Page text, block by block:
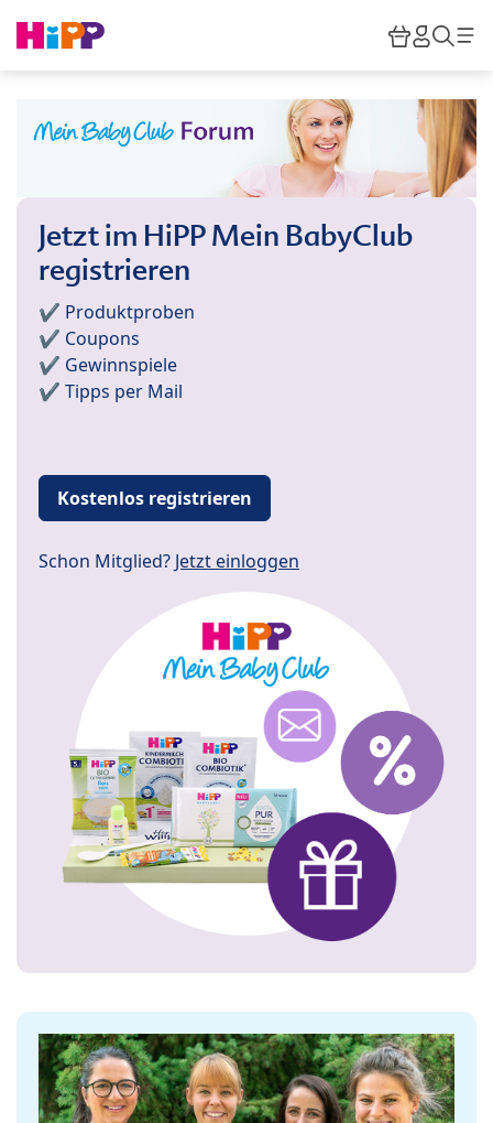
HiPP
Jetzt im HiPP Mein BabyClub
registrieren
✔️ Produktproben
✔️ Coupons
✔️ Gewinnspiele
✔️ Tipps per Mail
Kostenlos registrieren
Schon Mitglied? Jetzt einloggen